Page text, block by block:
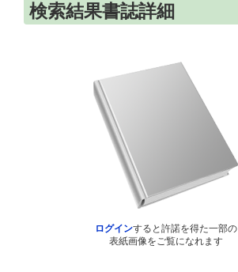
検索結果書誌詳細
ログインすると許諾を得た一部の
表紙画像をご覧になれます